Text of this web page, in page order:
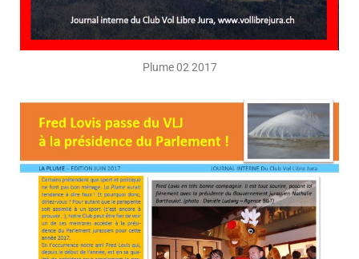
Plume 02 2017